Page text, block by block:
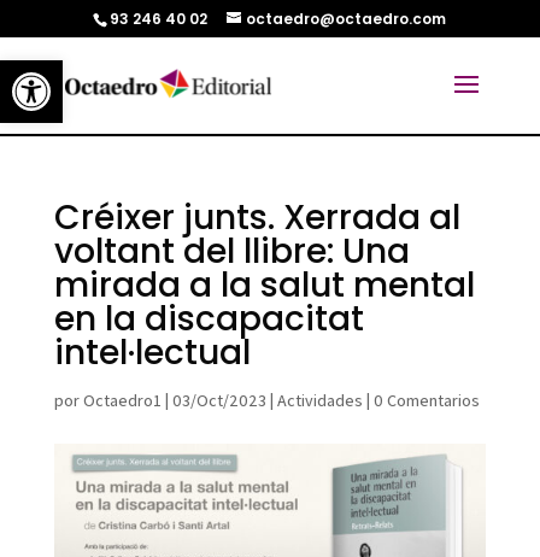
Abrir barra de herramientas
93 246 40 02 octaedro@octaedro.com
Créixer junts. Xerrada al
voltant del llibre: Una
mirada a la salut mental
en la discapacitat
intel·lectual
porOctaedro1 | 03/Oct/2023 | Actividades | 0 Comentarios